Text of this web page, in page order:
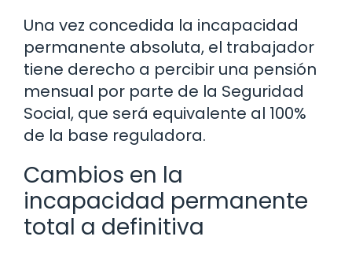
Una vez concedida la incapacidad
permanente absoluta, el trabajador
tiene derecho a percibir una pensión
mensual por parte de la Seguridad
Social, que será equivalente al 100%
de la base reguladora.
Cambios en la
incapacidad permanente
total a definitiva